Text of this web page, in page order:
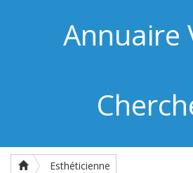
Annuaire
Esthéticienne